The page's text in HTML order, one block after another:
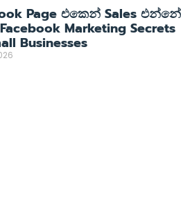
Page එකෙන් Sales එන්නේ
Marketing Secrets
Businesses